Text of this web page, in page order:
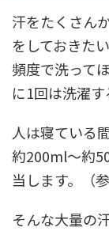
汗をたくさん
をしておきた
頻度で洗って
に1回は洗濯す
人は寝ている
約200ml〜約
当します。（
そんな大量の